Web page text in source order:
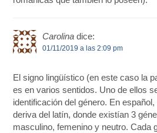
Carolina dice:
01/11/2019 a las 2:09 pm
El signo lingüístico (en este caso la
es en varios sentidos. Uno de ellos
identificación del género. En
deriva del latín, donde existían 3
masculino, femenino y neutro. Cada